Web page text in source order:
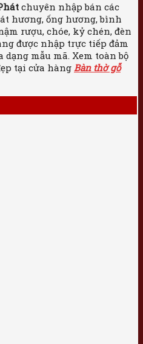
chuyên nhập bán các
hương, ống hương, bình
rượu, chóe, kỷ chén, đèn
được nhập trực tiếp đảm
dạng mẫu mã. Xem toàn bộ
tại cửa hàng Bàn thờ gỗ